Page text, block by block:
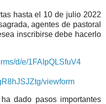
hasta el 10 de julio 2022
agentes de pastoral
inscribirse debe hacerlo
d/e/1FAIpQLSfuV4
viewform
dado pasos importantes